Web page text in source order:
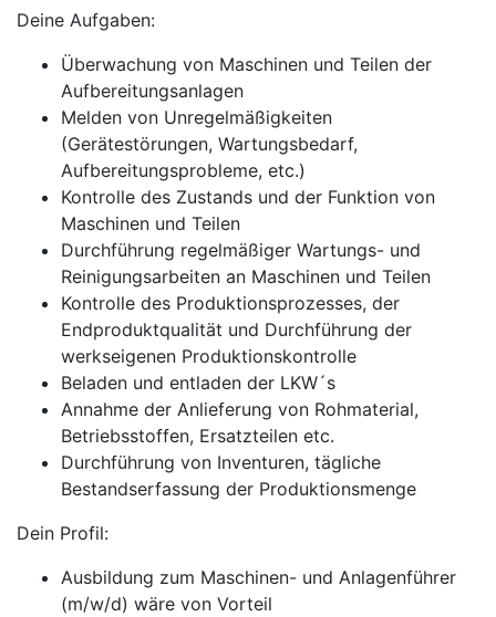
Deine Aufgaben:
Überwachung von Maschinen und Teilen der
Aufbereitungsanlagen
Melden von Unregelmäßigkeiten
(Gerätestörungen, Wartungsbedarf,
Aufbereitungsprobleme, etc.)
Kontrolle des Zustands und der Funktion von
Maschinen und Teilen
Durchführung regelmäßiger Wartungs- und
Reinigungsarbeiten an Maschinen und Teilen
Kontrolle des Produktionsprozesses, der
Endproduktqualität und Durchführung der
werkseigenen Produktionskontrolle
Beladen und entladen der LKW´s
Annahme der Anlieferung von Rohmaterial,
Betriebsstoffen, Ersatzteilen etc.
Durchführung von Inventuren, tägliche
Bestandserfassung der Produktionsmenge
Dein Profil:
Ausbildung zum Maschinen- und Anlagenführer
(m/w/d) wäre von Vorteil